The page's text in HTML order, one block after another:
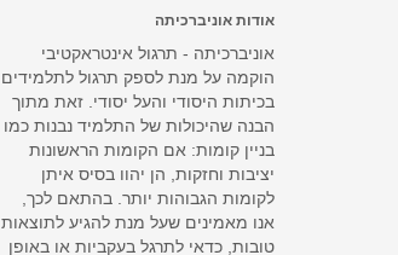
אודות אוניברכיתה
אוניברכיתה - תרגול אינטראקטיבי
הוקמה על מנת לספק תרגול לתלמידים
בכיתות היסודי והעל יסודי. זאת מתוך
הבנה שהיכולות של התלמיד נבנות כמו
בניין קומות: אם הקומות הראשונות
יציבות וחזקות, הן יהוו בסיס איתן
לקומות הגבוהות יותר. בהתאם לכך,
אנו מאמינים שעל מנת להגיע לתוצאות
טובות, כדאי לתרגל בעקביות או באופן